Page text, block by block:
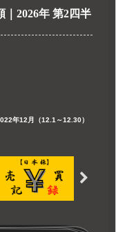
2026年 第2四半
年12月（12.1～12.30）